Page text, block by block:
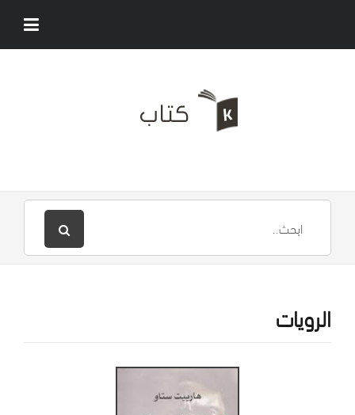
الرويات